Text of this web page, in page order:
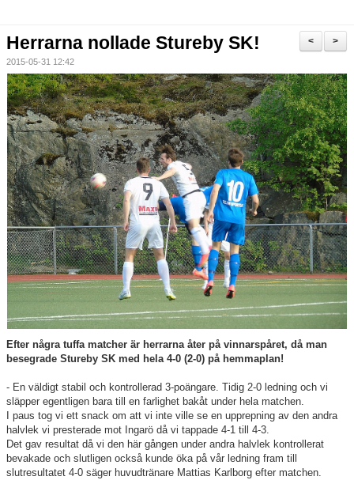
Verksamheten
Trygg förening
Vårdnadshavare
Sponsorer
Utbildningar
Stipendier
Styrelse och Årsmöte
Kalender
>
<
Herrarna nollade Stureby SK!
2015-05-31 12:42
Efter några tuffa matcher är herrarna åter på vinnarspåret, då man
besegrade Stureby SK med hela 4-0 (2-0) på hemmaplan!
- En väldigt stabil och kontrollerad 3-poängare. Tidig 2-0 ledning och vi
släpper egentligen bara till en farlighet bakåt under hela matchen.
I paus tog vi ett snack om att vi inte ville se en upprepning av den andra
halvlek vi presterade mot Ingarö då vi tappade 4-1 till 4-3.
Det gav resultat då vi den här gången under andra halvlek kontrollerat
bevakade och slutligen också kunde öka på vår ledning fram till
slutresultatet 4-0 säger huvudtränare Mattias Karlborg efter matchen.